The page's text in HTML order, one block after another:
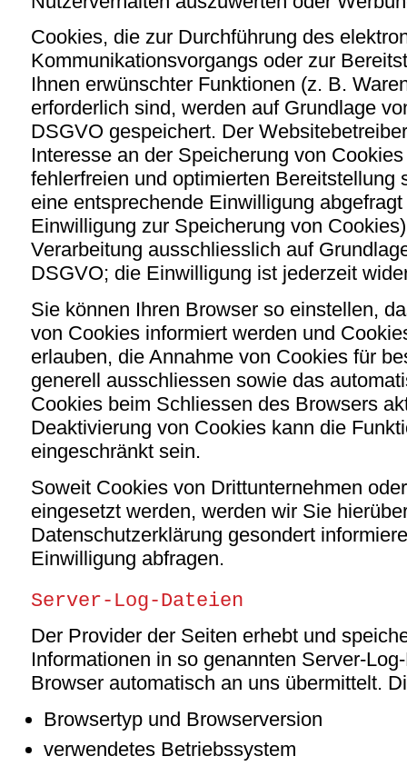
Cookies, die zur Durchführung des
Kommunikationsvorgangs oder zur
Ihnen erwünschter Funktionen (z. B.
erforderlich sind, werden auf Grundlage
DSGVO gespeichert. Der
Interesse an der Speicherung von
fehlerfreien und optimierten Bereitstellung
eine entsprechende Einwilligung
Einwilligung zur Speicherung von
Verarbeitung ausschliesslich auf
DSGVO; die Einwilligung ist jederzeit
Sie können Ihren Browser so einstellen,
von Cookies informiert werden und
erlauben, die Annahme von Cookies für
generell ausschliessen sowie das
Cookies beim Schliessen des Browsers
Deaktivierung von Cookies kann die
eingeschränkt sein.
Soweit Cookies von Drittunternehmen
eingesetzt werden, werden wir Sie
Datenschutzerklärung gesondert
Einwilligung abfragen.
Server-Log-Dateien
Der Provider der Seiten erhebt und
Informationen in so genannten Server-
Browser automatisch an uns übermittelt.
Browsertyp und Browserversion
verwendetes Betriebssystem